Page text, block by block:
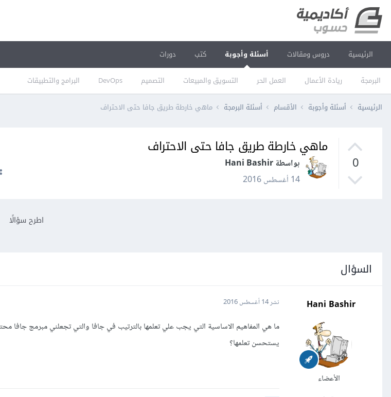
الرئيسية دروس ومقالات أسئلة وأجوبة
البرمجة ريادة الأعمال العمل الحر التسويق والمبيعات التصميم DevOps البرامج والتطبيقات
كتب دورات
الرئيسية أسئلة وأجوبة الأقسام أسئلة البرمجة ماهي خارطة طريق جافا حتى الاحتراف
0
ماهي خارطة طريق جافا حتى الاحتراف
بواسطة Hani Bashir
14 أغسطس 2016
اطرح سؤالًا
السؤال
Hani Bashir
الأعضاء
نشر14 أغسطس 2016
ما هي المفاهيم الاساسية التي يجب علي تعلمها بالترتيب في جافا والتي تجعلني مبرمج جافا
يستحسن تعلمها؟